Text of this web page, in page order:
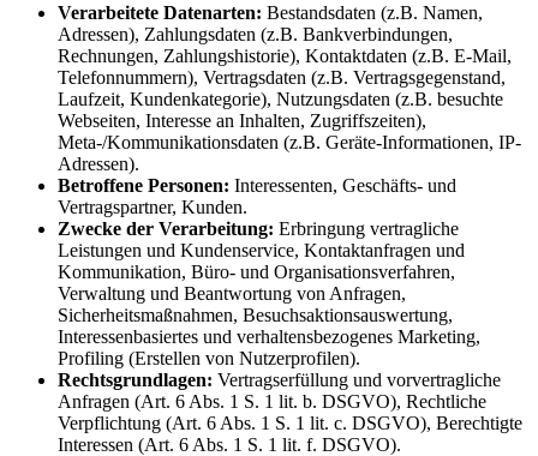
Verarbeitete Datenarten: Bestandsdaten (z.B. Namen,
Adressen), Zahlungsdaten (z.B. Bankverbindungen,
Rechnungen, Zahlungshistorie), Kontaktdaten (z.B. E-Mail,
Telefonnummern), Vertragsdaten (z.B. Vertragsgegenstand,
Laufzeit, Kundenkategorie), Nutzungsdaten (z.B. besuchte
Webseiten, Interesse an Inhalten, Zugriffszeiten),
Meta-/Kommunikationsdaten (z.B. Geräte-Informationen, IP-
Adressen).
Betroffene Personen: Interessenten, Geschäfts- und
Vertragspartner, Kunden.
Zwecke der Verarbeitung: Erbringung vertragliche
Leistungen und Kundenservice, Kontaktanfragen und
Kommunikation, Büro- und Organisationsverfahren,
Verwaltung und Beantwortung von Anfragen,
Sicherheitsmaßnahmen, Besuchsaktionsauswertung,
Interessenbasiertes und verhaltensbezogenes Marketing,
Profiling (Erstellen von Nutzerprofilen).
Rechtsgrundlagen: Vertragserfüllung und vorvertragliche
Anfragen (Art. 6 Abs. 1 S. 1 lit. b. DSGVO), Rechtliche
Verpflichtung (Art. 6 Abs. 1 S. 1 lit. c. DSGVO), Berechtigte
Interessen (Art. 6 Abs. 1 S. 1 lit. f. DSGVO).